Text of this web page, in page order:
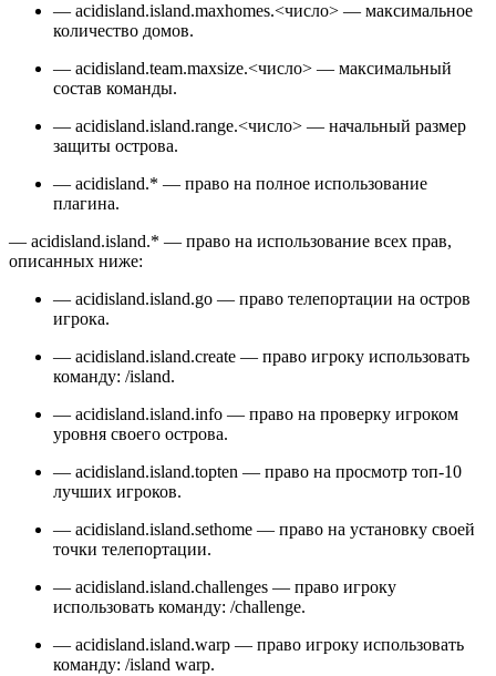
— acidisland.island.maxhomes.<число> — максимальное
количество домов.
— acidisland.team.maxsize.<число> — максимальный
состав команды.
— acidisland.island.range.<число> — начальный размер
защиты острова.
— acidisland.* — право на полное использование
плагина.
— acidisland.island.* — право на использование всех прав,
описанных ниже:
— acidisland.island.go — право телепортации на остров
игрока.
— acidisland.island.create — право игроку использовать
команду: /island.
— acidisland.island.info — право на проверку игроком
уровня своего острова.
— acidisland.island.topten — право на просмотр топ-10
лучших игроков.
— acidisland.island.sethome — право на установку своей
точки телепортации.
— acidisland.island.challenges — право игроку
использовать команду: /challenge.
— acidisland.island.warp — право игроку использовать
команду: /island warp.